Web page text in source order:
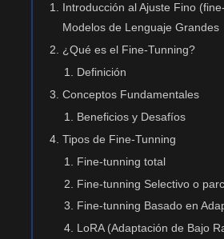
Introducción al Ajuste Fino
Modelos de Lenguaje Grandes
¿Qué es el Fine-Tunning?
Definición
Conceptos Fundamentales
Beneficios y Desafíos
Tipos de Fine-Tunning
Fine-tunning total
Fine-tunning Selectivo o
Fine-tunning Basado en
LoRA (Adaptación de Bajo